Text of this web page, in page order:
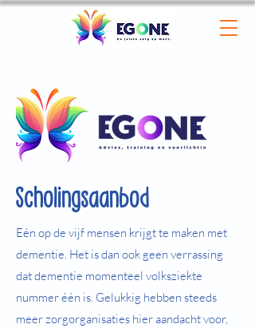
Scholingsaanbod
Eén op de vijf mensen krijgt te maken met
dementie. Het is dan ook geen verrassing
dat dementie momenteel volksziekte
nummer één is. Gelukkig hebben steeds
meer zorgorganisaties hier aandacht voor,